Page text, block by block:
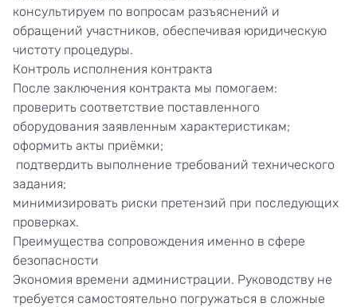
консультируем по вопросам разъяснений и
обращений участников, обеспечивая юридическую
чистоту процедуры.
Контроль исполнения контракта
После заключения контракта мы помогаем:
проверить соответствие поставленного
оборудования заявленным характеристикам;
оформить акты приёмки;
подтвердить выполнение требований технического
задания;
минимизировать риски претензий при последующих
проверках.
Преимущества сопровождения именно в сфере
безопасности
Экономия времени администрации. Руководству не
требуется самостоятельно погружаться в сложные